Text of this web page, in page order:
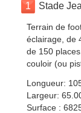
1 Stade
Terrain de
éclairage, de
de 150
couloir (ou
Longueur:
Largeur:
Surface :